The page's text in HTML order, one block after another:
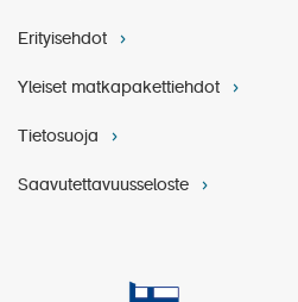
Erityisehdot
Yleiset matkapakettiehdot
Tietosuoja
Saavutettavuusseloste